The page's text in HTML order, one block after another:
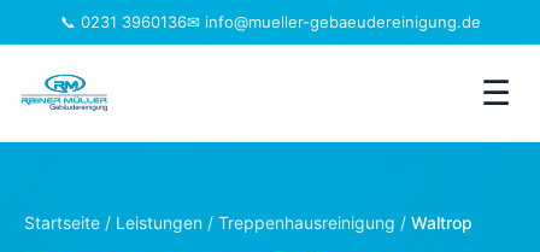
📞 0231 3960136✉ info@mueller-gebaeudereinigung.de
☰
Startseite / Leistungen / Treppenhausreinigung / Waltrop